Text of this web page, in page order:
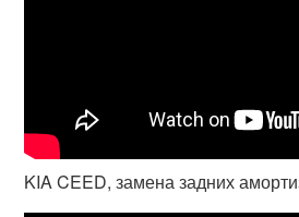
KIA CEED, замена задних